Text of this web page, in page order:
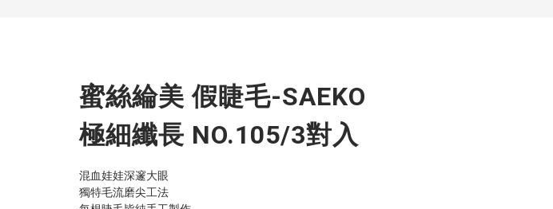
蜜絲綸美 假睫毛-SAEKO
極細纖長 NO.105/3對入
混血娃娃深邃大眼
獨特毛流磨尖工法